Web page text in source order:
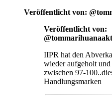
Veröffentlicht von:
Veröffentlicht von:
IIPR hat den
wieder aufgeholt
zwischen 97-
Handlungsmarken